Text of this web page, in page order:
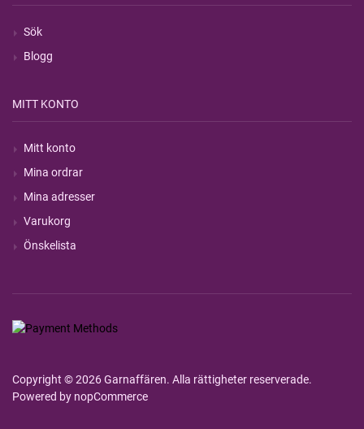
Sök
Blogg
MITT KONTO
Mitt konto
Mina ordrar
Mina adresser
Varukorg
Önskelista
Copyright © 2026 Garnaffären. Alla rättigheter reserverade.
Powered by nopCommerce